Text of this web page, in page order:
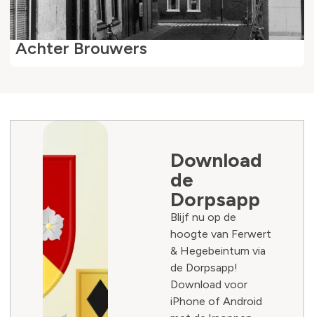
Achter Brouwers
Download
de
Dorpsapp
Blijf nu op de
hoogte van Ferwert
& Hegebeintum via
de Dorpsapp!
Download voor
iPhone of Android